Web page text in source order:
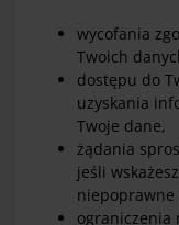
wycofania
Twoich
dostępu do
uzyskania
Twoje dane,
żądania
jeśli
niepoprawne
ograniczenia